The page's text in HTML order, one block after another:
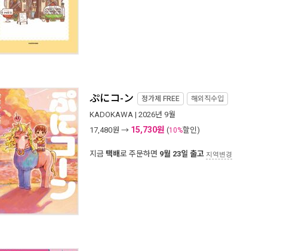
ぷにコ-ン 정가제 FREE 해외직수입
KADOKAWA | 2026년 9월
17,480원 → 15,730원 (10%할인)
지금 택배로 주문하면 9월 23일 출고 지역변경